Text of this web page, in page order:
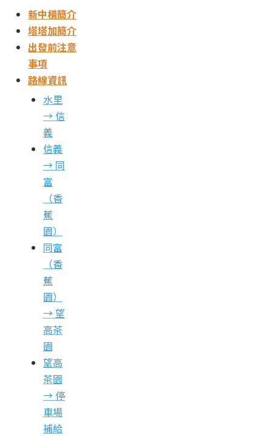
新中橫簡介
塔塔加簡介
出發前注意
事項
路線資訊
水里
→ 信
義
信義
→ 同
富
（香
蕉
園）
同富
（香
蕉
園）
→ 望
高茶
園
望高
茶園
→ 停
車場
補給